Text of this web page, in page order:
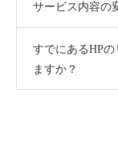
サービス内容の
すでにあるHP
ますか？